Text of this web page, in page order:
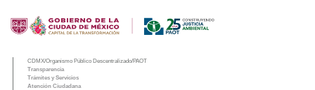
CDMX/Organismo Público Descentralizado/PAOT
Transparencia
Trámites y Servicios
Atención Ciudadana